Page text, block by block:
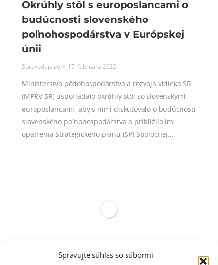
Spravujte súhlas so súbormi
Okrúhly stôl s europoslancami o
budúcnosti slovenského
poľnohospodárstva v Európskej
únii
Spravodajstvo 17. februára 2022
Ministerstvo pôdohospodárstva a rozvoja vidieka SR
(MPRV SR) usporiadalo okrúhly stôl so slovenskými
europoslancami, aby s nimi diskutovalo o budúcnosti
slovenského poľnohospodárstva a priblížilo im
opatrenia Strategického plánu (SP) Spoločnej…